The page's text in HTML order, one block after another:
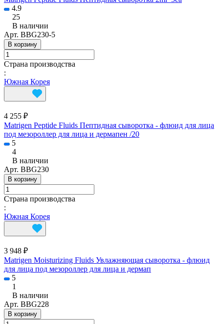
4.9
25
В наличии
Арт. BBG230-5
В корзину
Страна производства
:
Южная Корея
4 255 ₽
Matrigen Peptide Fluids Пептидная сыворотка - флюид для лица
под мезороллер для лица и дермапен /20
5
4
В наличии
Арт. BBG230
В корзину
Страна производства
:
Южная Корея
3 948 ₽
Matrigen Moisturizing Fluids Увлажняющая сыворотка - флюид
для лица под мезороллер для лица и дермап
5
1
В наличии
Арт. BBG228
В корзину